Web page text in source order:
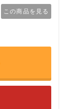
この商品を見る